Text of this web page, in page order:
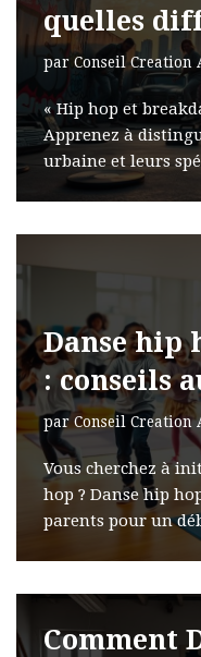
quelles
par Conseil Creation
« Hip hop et
Apprenez à
urbaine et leurs
Danse hip
: conseils
par Conseil Creation
Vous cherchez à
hop ? Danse hip
parents pour un
Comment